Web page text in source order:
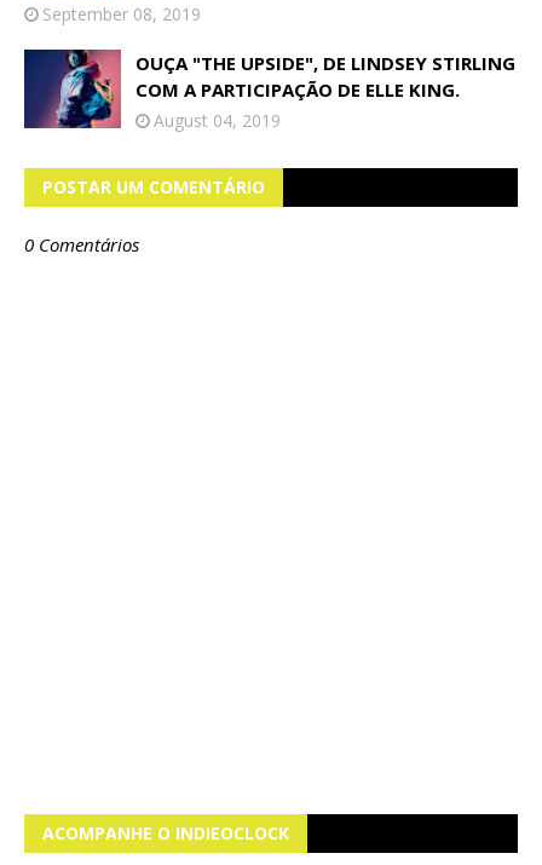
September 08, 2019
OUÇA "THE UPSIDE", DE LINDSEY STIRLING
COM A PARTICIPAÇÃO DE ELLE KING.
August 04, 2019
POSTAR UM COMENTÁRIO
0 Comentários
ACOMPANHE O INDIEOCLOCK